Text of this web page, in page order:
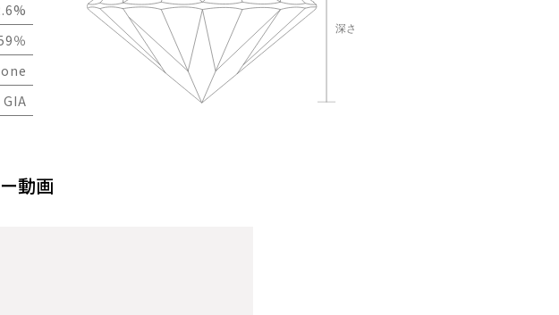
％
GIA
動画